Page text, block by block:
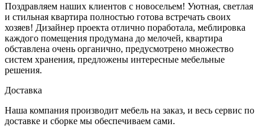
Поздравляем наших клиентов с новосельем! Уютная, светлая
и стильная квартира полностью готова встречать своих
хозяев! Дизайнер проекта отлично поработала, меблировка
каждого помещения продумана до мелочей, квартира
обставлена очень органично, предусмотрено множество
систем хранения, предложены интересные мебельные
решения.
Доставка
Наша компания производит мебель на заказ, и весь сервис по
доставке и сборке мы обеспечиваем сами.